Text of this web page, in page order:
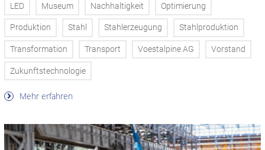
LED Museum Nachhaltigkeit Optimierung
Produktion Stahl Stahlerzeugung Stahlproduktion
Transformation Transport Voestalpine AG Vorstand
Zukunftstechnologie
Mehr erfahren